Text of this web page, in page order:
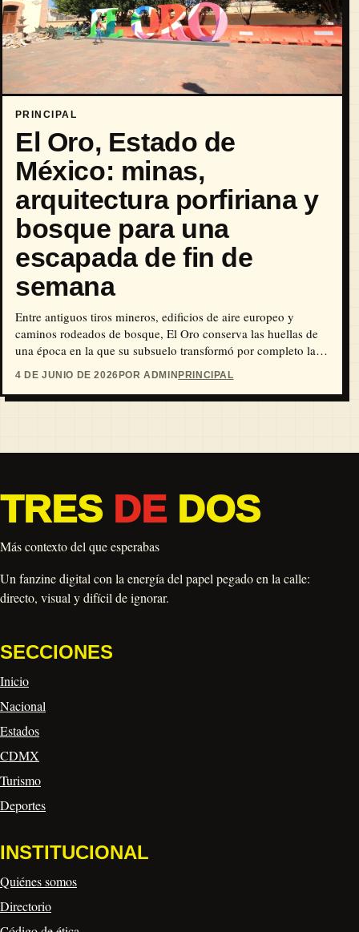
PRINCIPAL
El Oro, Estado de
México: minas,
arquitectura porfiriana y
bosque para una
escapada de fin de
semana
Entre antiguos tiros mineros, edificios de aire europeo y
caminos rodeados de bosque, El Oro conserva las huellas de
una época en la que su subsuelo transformó por completo la
es una buena opción para caminar sin prisa, entrar a un
socavón, probar sabores locales y descansar junto a la Presa
4 DE JUNIO DE 2026POR ADMINPRINCIPAL
TRES DEDOS
Más contexto del que esperabas
Un fanzine digital con la energía del papel pegado en la calle:
directo, visual y difícil de ignorar.
SECCIONES
Inicio
Nacional
Estados
CDMX
Turismo
Deportes
INSTITUCIONAL
Quiénes somos
Directorio